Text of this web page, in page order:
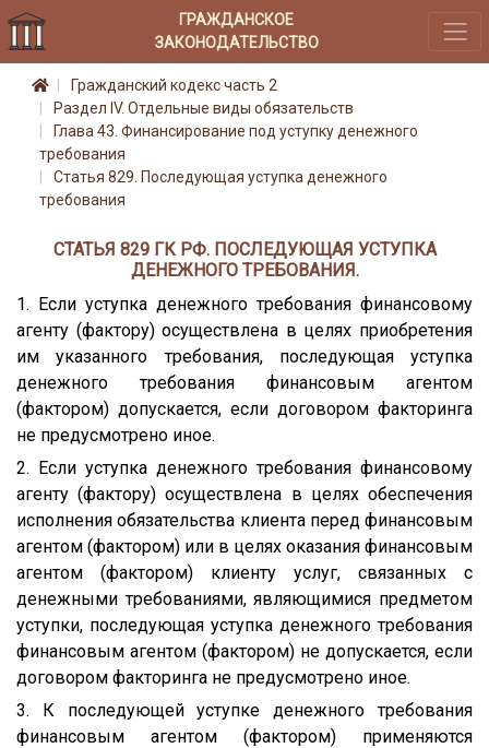
ГРАЖДАНСКОЕ
ЗАКОНОДАТЕЛЬСТВО
Гражданский кодекс часть 2
Раздел IV. Отдельные виды обязательств
Глава 43. Финансирование под уступку денежного
требования
Статья 829. Последующая уступка денежного
требования
СТАТЬЯ 829 ГК РФ. ПОСЛЕДУЮЩАЯ УСТУПКА
ДЕНЕЖНОГО ТРЕБОВАНИЯ.
1. Если уступка денежного требования финансовому
агенту (фактору) осуществлена в целях приобретения
им указанного требования, последующая уступка
денежного требования финансовым агентом
(фактором) допускается, если договором факторинга
не предусмотрено иное.
2. Если уступка денежного требования финансовому
агенту (фактору) осуществлена в целях обеспечения
исполнения обязательства клиента перед финансовым
агентом (фактором) или в целях оказания финансовым
агентом (фактором) клиенту услуг, связанных с
денежными требованиями, являющимися предметом
уступки, последующая уступка денежного требования
финансовым агентом (фактором) не допускается, если
договором факторинга не предусмотрено иное.
3. К последующей уступке денежного требования
финансовым агентом (фактором) применяются